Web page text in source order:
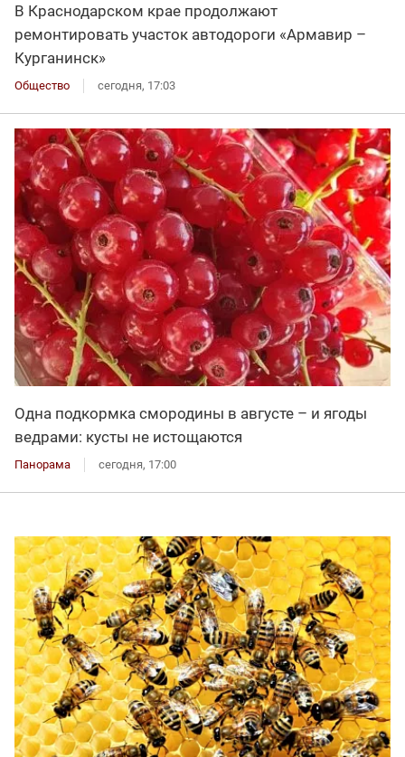
В Краснодарском крае продолжают
ремонтировать участок автодороги «Армавир –
Курганинск»
Общество сегодня, 17:03
Одна подкормка смородины в августе – и ягоды
ведрами: кусты не истощаются
Панорама сегодня, 17:00